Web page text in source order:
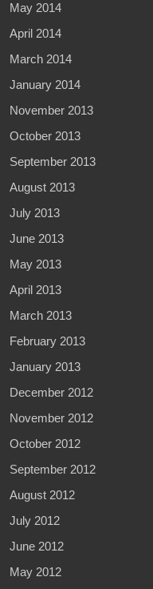
May 2014
April 2014
March 2014
January 2014
November 2013
October 2013
September 2013
August 2013
July 2013
June 2013
May 2013
April 2013
March 2013
February 2013
January 2013
December 2012
November 2012
October 2012
September 2012
August 2012
July 2012
June 2012
May 2012